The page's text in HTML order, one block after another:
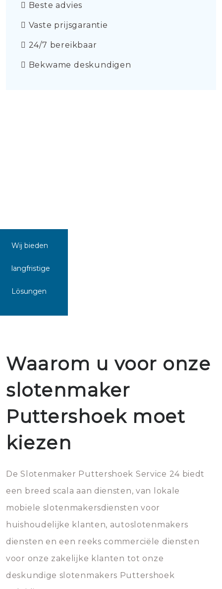
Beste advies
Vaste prijsgarantie
24/7 bereikbaar
Bekwame deskundigen
Wij bieden
langfristige
Lösungen
Waarom u voor onze
slotenmaker
Puttershoek moet
kiezen
De Slotenmaker Puttershoek Service 24 biedt
een breed scala aan diensten, van lokale
mobiele slotenmakersdiensten voor
huishoudelijke klanten, autoslotenmakers
diensten en een reeks commerciële diensten
voor onze zakelijke klanten tot onze
deskundige slotenmakers Puttershoek